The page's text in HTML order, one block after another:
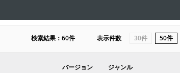
検索結果：60件 表示件数 30件 50件
バージョン ジャンル